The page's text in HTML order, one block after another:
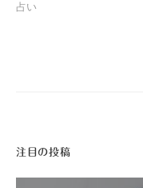
占い
注目の投稿